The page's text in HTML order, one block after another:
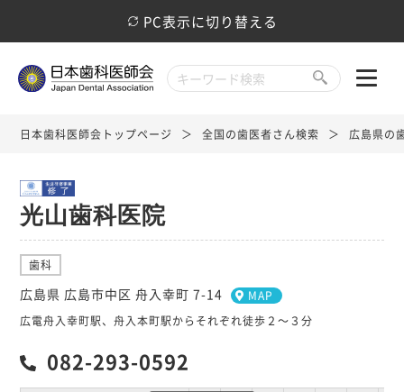
PC表示に切り替える
日本歯科医師会トップページ 全国の歯医者さん検索 広島県の
光山歯科医院
歯科
広島県 広島市中区 舟入幸町 7-14
MAP
広電舟入幸町駅、舟入本町駅からそれぞれ徒歩２～３分
082-293-0592